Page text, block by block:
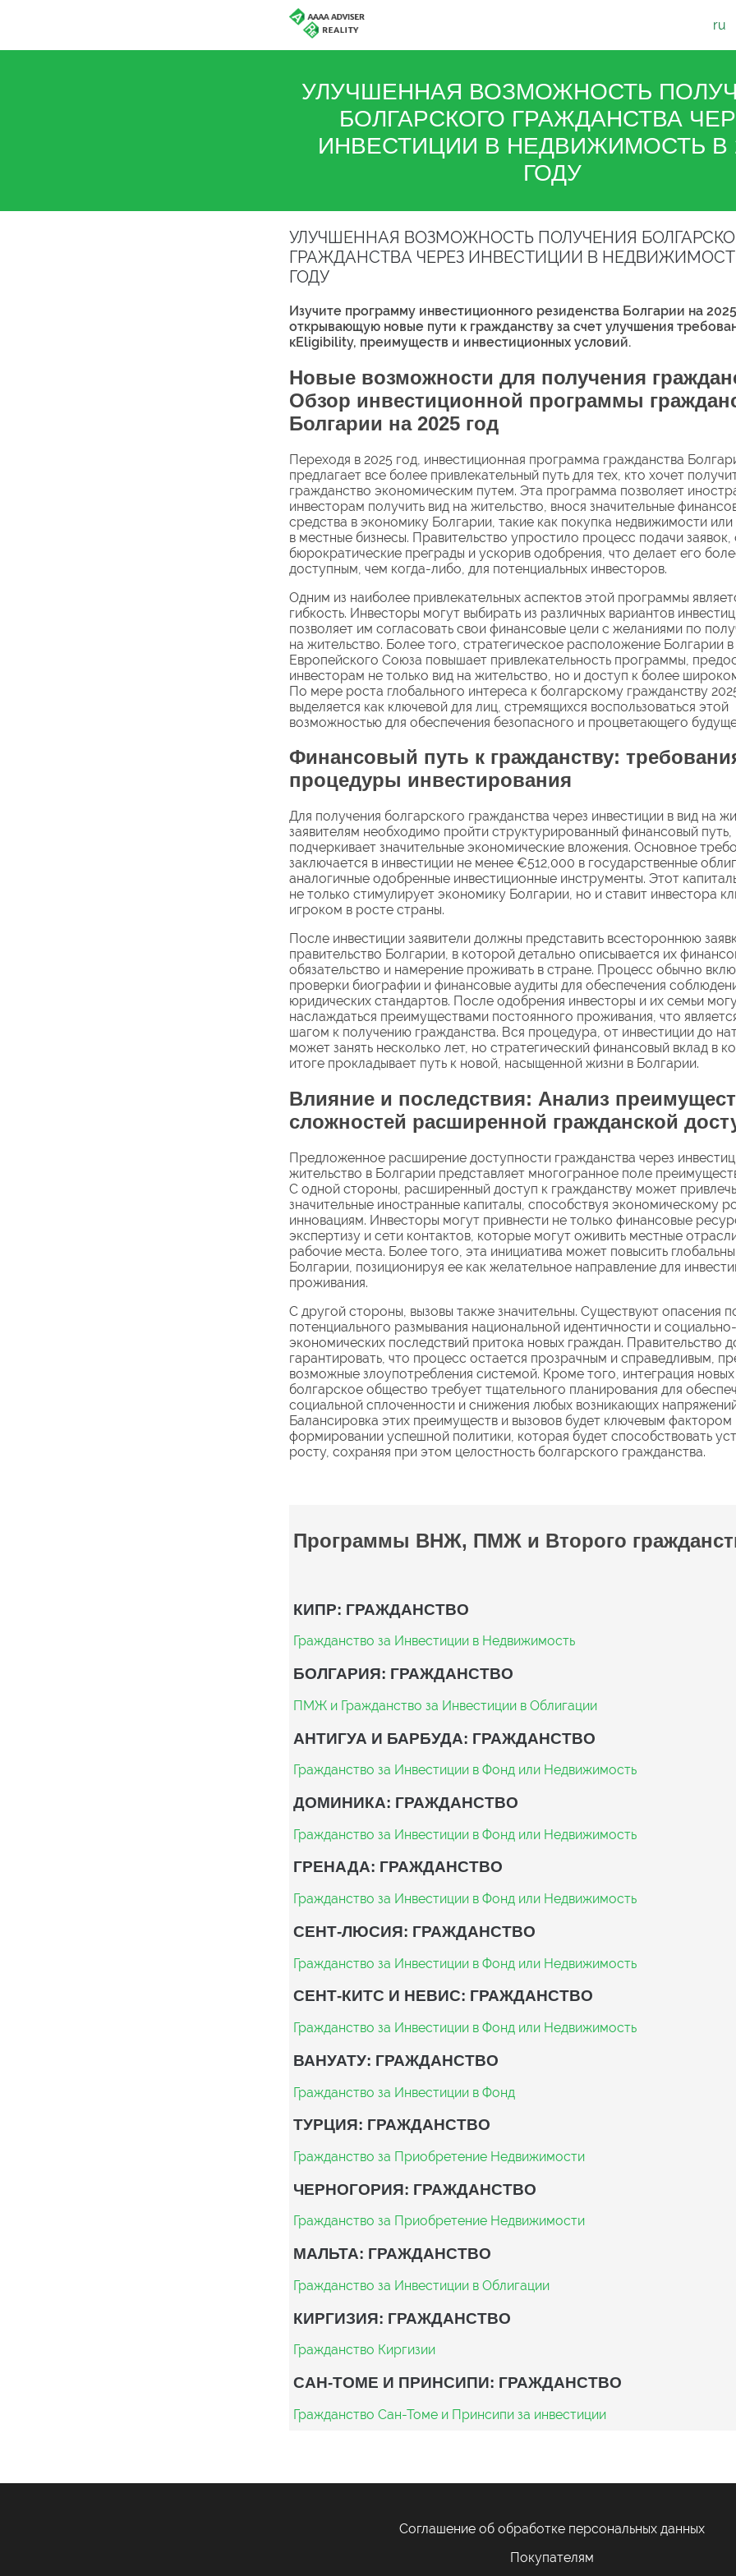
ru
УЛУЧШЕННАЯ ВОЗМОЖНОСТЬ
БОЛГАРСКОГО ГРАЖДАНСТВА
ИНВЕСТИЦИИ В НЕДВИЖИМОСТЬ В
ГОДУ
УЛУЧШЕННАЯ ВОЗМОЖНОСТЬ ПОЛУЧЕНИЯ
ГРАЖДАНСТВА ЧЕРЕЗ ИНВЕСТИЦИИ В
ГОДУ
Изучите программу инвестиционного резиденства Болгарии на
открывающую новые пути к гражданству за счет улучшения
кEligibility, преимуществ и инвестиционных условий.
Новые возможности для получения
Обзор инвестиционной программы
Болгарии на 2025 год
Переходя в 2025 год, инвестиционная программа гражданства
предлагает все более привлекательный путь для тех, кто хочет
гражданство экономическим путем. Эта программа позволяет
инвесторам получить вид на жительство, внося значительные
средства в экономику Болгарии, такие как покупка недвижимости или
в местные бизнесы. Правительство упростило процесс подачи заявок,
бюрократические преграды и ускорив одобрения, что делает его
доступным, чем когда-либо, для потенциальных инвесторов.
Одним из наиболее привлекательных аспектов этой программы
гибкость. Инвесторы могут выбирать из различных вариантов
позволяет им согласовать свои финансовые цели с желаниями по
на жительство. Более того, стратегическое расположение Болгарии
Европейского Союза повышает привлекательность программы,
инвесторам не только вид на жительство, но и доступ к более
По мере роста глобального интереса к болгарскому гражданству
выделяется как ключевой для лиц, стремящихся воспользоваться этой
возможностью для обеспечения безопасного и процветающего
Финансовый путь к гражданству:
процедуры инвестирования
Для получения болгарского гражданства через инвестиции в вид на
заявителям необходимо пройти структурированный финансовый
подчеркивает значительные экономические вложения. Основное
заключается в инвестиции не менее €512,000 в государственные
аналогичные одобренные инвестиционные инструменты. Этот
не только стимулирует экономику Болгарии, но и ставит инвестора
игроком в росте страны.
После инвестиции заявители должны представить всестороннюю
правительство Болгарии, в которой детально описывается их
обязательство и намерение проживать в стране. Процесс обычно
проверки биографии и финансовые аудиты для обеспечения
юридических стандартов. После одобрения инвесторы и их семьи
наслаждаться преимуществами постоянного проживания, что
шагом к получению гражданства. Вся процедура, от инвестиции до
может занять несколько лет, но стратегический финансовый вклад в
итоге прокладывает путь к новой, насыщенной жизни в Болгарии.
Влияние и последствия: Анализ
сложностей расширенной гражданской
Предложенное расширение доступности гражданства через
жительство в Болгарии представляет многогранное поле
С одной стороны, расширенный доступ к гражданству может привлечь
значительные иностранные капиталы, способствуя экономическому
инновациям. Инвесторы могут привнести не только финансовые
экспертизу и сети контактов, которые могут оживить местные
рабочие места. Более того, эта инициатива может повысить
Болгарии, позиционируя ее как желательное направление для
проживания.
С другой стороны, вызовы также значительны. Существуют опасения
потенциального размывания национальной идентичности и социально-
экономических последствий притока новых граждан. Правительство
гарантировать, что процесс остается прозрачным и справедливым,
возможные злоупотребления системой. Кроме того, интеграция
болгарское общество требует тщательного планирования для
социальной сплоченности и снижения любых возникающих
Балансировка этих преимуществ и вызовов будет ключевым фактором
формировании успешной политики, которая будет способствовать
росту, сохраняя при этом целостность болгарского гражданства.
Программы ВНЖ, ПМЖ и Второго
КИПР: ГРАЖДАНСТВО
Гражданство за Инвестиции в Недвижимость
БОЛГАРИЯ: ГРАЖДАНСТВО
ПМЖ и Гражданство за Инвестиции в Облигации
АНТИГУА И БАРБУДА: ГРАЖДАНСТВО
Гражданство за Инвестиции в Фонд или Недвижимость
ДОМИНИКА: ГРАЖДАНСТВО
Гражданство за Инвестиции в Фонд или Недвижимость
ГРЕНАДА: ГРАЖДАНСТВО
Гражданство за Инвестиции в Фонд или Недвижимость
СЕНТ-ЛЮСИЯ: ГРАЖДАНСТВО
Гражданство за Инвестиции в Фонд или Недвижимость
СЕНТ-КИТС И НЕВИС: ГРАЖДАНСТВО
Гражданство за Инвестиции в Фонд или Недвижимость
ВАНУАТУ: ГРАЖДАНСТВО
Гражданство за Инвестиции в Фонд
ТУРЦИЯ: ГРАЖДАНСТВО
Гражданство за Приобретение Недвижимости
ЧЕРНОГОРИЯ: ГРАЖДАНСТВО
Гражданство за Приобретение Недвижимости
МАЛЬТА: ГРАЖДАНСТВО
Гражданство за Инвестиции в Облигации
КИРГИЗИЯ: ГРАЖДАНСТВО
Гражданство Киргизии
САН-ТОМЕ И ПРИНСИПИ: ГРАЖДАНСТВО
Гражданство Сан-Томе и Принсипи за инвестиции
Соглашение об обработке персональных данных
Покупателям